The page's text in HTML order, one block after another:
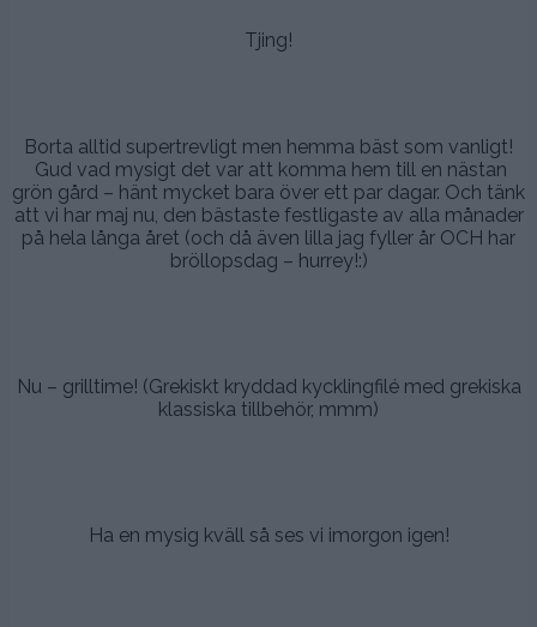
Tjing!
Borta alltid supertrevligt men hemma bäst som vanligt!
Gud vad mysigt det var att komma hem till en nästan
grön gård – hänt mycket bara över ett par dagar. Och tänk
att vi har maj nu, den bästaste festligaste av alla månader
på hela långa året (och då även lilla jag fyller år OCH har
bröllopsdag – hurrey!:)
Nu – grilltime! (Grekiskt kryddad kycklingfilé med grekiska
klassiska tillbehör, mmm)
Ha en mysig kväll så ses vi imorgon igen!